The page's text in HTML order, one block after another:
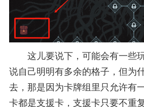
这儿要说下，可能会有一些
说自己明明有多余的格子，但为
去，那是因为卡牌组里只允许有
卡都是支援卡，支援卡只要不重